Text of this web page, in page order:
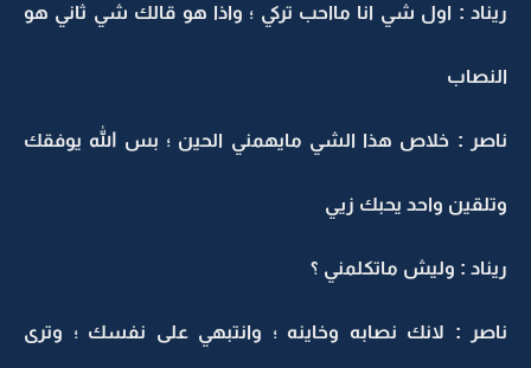
ريناد : اول شي انا مااحب تركي ؛ واذا هو قالك شي ثاني هو
النصاب
ناصر : خلاص هذا الشي مايهمني الحين ؛ بس الله يوفقك
وتلقين واحد يحبك زيي
ريناد : وليش ماتكلمني ؟
ناصر : لانك نصابه وخاينه ؛ وانتبهي على نفسك ؛ وترى